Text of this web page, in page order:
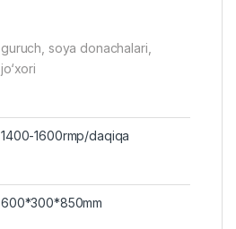
guruch, soya donachalari,
jo‘xori
1400-1600rmp/daqiqa
600*300*850mm